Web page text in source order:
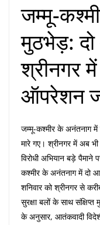
जम्मू-
मुठभेड़:
श्रीनगर में
ऑपरेशन
जम्मू-कश्मीर के अनंतनाग में
मारे गए। श्रीनगर में अब
विरोधी अभियान बड़े
कश्मीर के अनंतनाग में दो
शनिवार को श्रीनगर से
सुरक्षा बलों के साथ
के अनुसार, आतंकवादी